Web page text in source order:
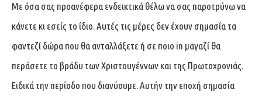
Με όσα σας προανέφερα ενδεικτικά θέλω να σας παροτρύνω να
κάνετε κι εσείς το ίδιο. Αυτές τις μέρες δεν έχουν σημασία τα
φαντεζί δώρα που θα ανταλλάξετε ή σε ποιο in μαγαζί θα
περάσετε το βράδυ των Χριστουγέννων και της Πρωτοχρονιάς.
Ειδικά την περίοδο που διανύουμε. Αυτήν την εποχή σημασία